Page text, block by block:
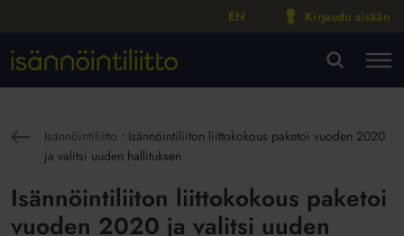
EN Kirjaudu sisään
Isännöintiliitto : Isännöintiliiton liittokokous paketoi vuoden 2020
ja valitsi uuden hallituksen
Isännöintiliiton liittokokous paketoi
vuoden 2020 ja valitsi uuden